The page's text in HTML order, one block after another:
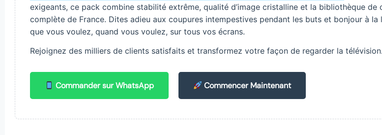
exigeants, ce pack combine stabilité extrême, qualité d’image cristalline et la bibliothèque de
complète de France. Dites adieu aux coupures intempestives pendant les buts et bonjour à
que vous voulez, quand vous voulez, sur tous vos écrans.
Rejoignez des milliers de clients satisfaits et transformez votre façon de regarder la télévision.
Commander sur WhatsApp Commencer Maintenant